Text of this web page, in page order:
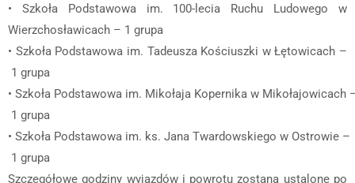
• Szkoła Podstawowa im. 100-lecia Ruchu Ludowego w
Wierzchosławicach – 1 grupa
• Szkoła Podstawowa im. Tadeusza Kościuszki w Łętowicach –
1 grupa
• Szkoła Podstawowa im. Mikołaja Kopernika w Mikołajowicach
1 grupa
• Szkoła Podstawowa im. ks. Jana Twardowskiego w Ostrowie –
1 grupa
Szczegółowe godziny wyjazdów i powrotu zostaną ustalone po